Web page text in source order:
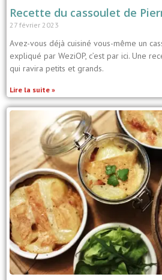
Recette du cassoulet de
27 février 2023
Avez-vous déjà cuisiné vous-même un
expliqué par WeziOP, c’est par ici. Une
qui ravira petits et grands.
Lire la suite »